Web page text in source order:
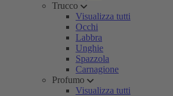
Trucco
Visualizza tutti
Occhi
Labbra
Unghie
Spazzola
Carnagione
Profumo
Visualizza tutti